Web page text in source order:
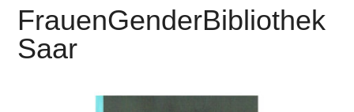
FrauenGenderBibliothek
Saar